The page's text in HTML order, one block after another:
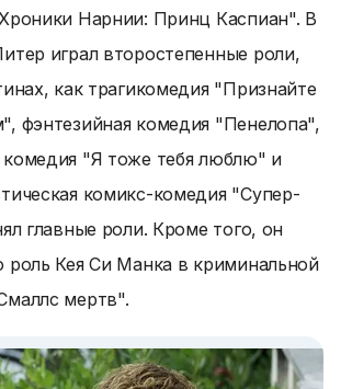
Нарнии: Принц Каспиан". В
играл второстепенные роли,
как трагикомедия "Признайте
фэнтезийная комедия "Пенелопа",
комедия "Я тоже тебя люблю" и
комикс-комедия "Супер-
главные роли. Кроме того, он
роль Кея Си Манка в криминальной
мертв".